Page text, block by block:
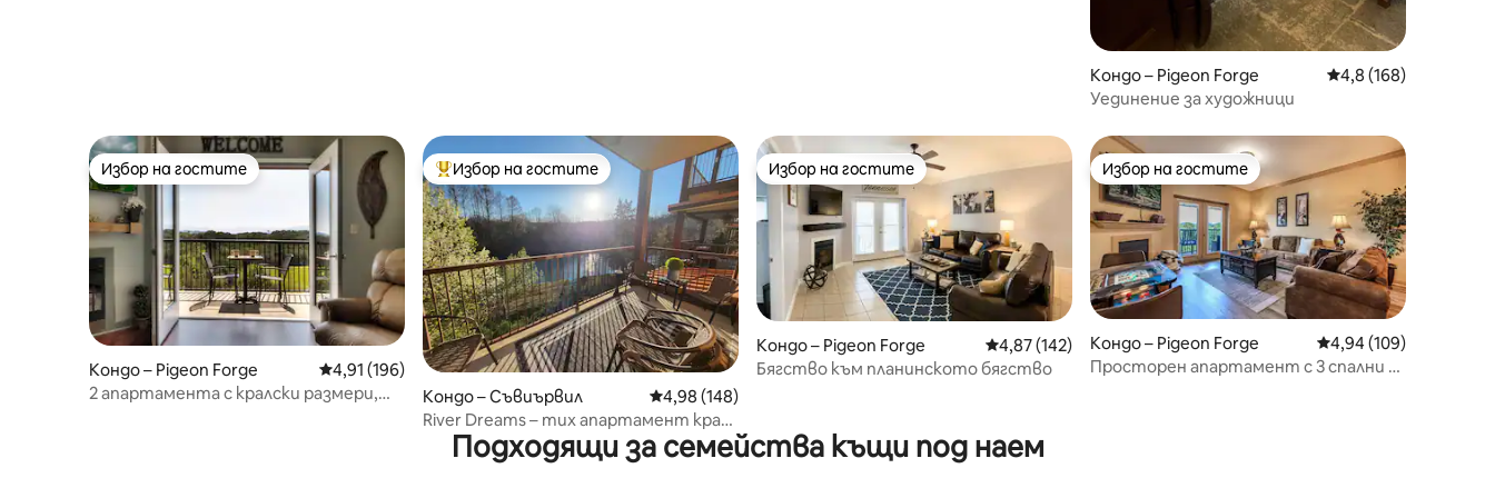
Кондо – Pigeon Forge Средна оценка: 4,8
4,8 (168)
Уединение за художници
Избор на гостите
Избор на гостите
Кондо – Pigeon Forge Средна оценка: 4,91 от 5, 196 отзива
4,91 (196)
2 апартамента с кралски размери,
Най-популярен избор на гостите
Избор на гостите
Кондо – Съвиървил Средна оценка: 4,98 от 5, 148 отзива
4,98 (148)
River Dreams – тих апартамент край
реката на долния етаж
Избор на гостите
Избор на гостите
Кондо – Pigeon Forge Средна оценка: 4,87 от 5, 142 отзива
4,87 (142)
Бягство към планинското бягство
Избор на гостите
Избор на гостите
Кондо – Pigeon Forge Средна оценка: 4,94
4,94 (109)
Просторен апартамент с 3 спални в
Подходящи за семейства къщи под наем